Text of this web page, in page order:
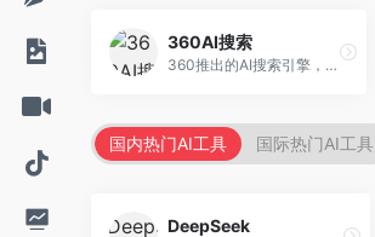
360AI搜索
360推出的AI搜索引擎，专注于安全智能搜索。面向普通用户，提供智能问答、网页搜索、内容整理等服务，安全防护能力强。
国内热门AI工具 国际热门AI工具
DeepSeek